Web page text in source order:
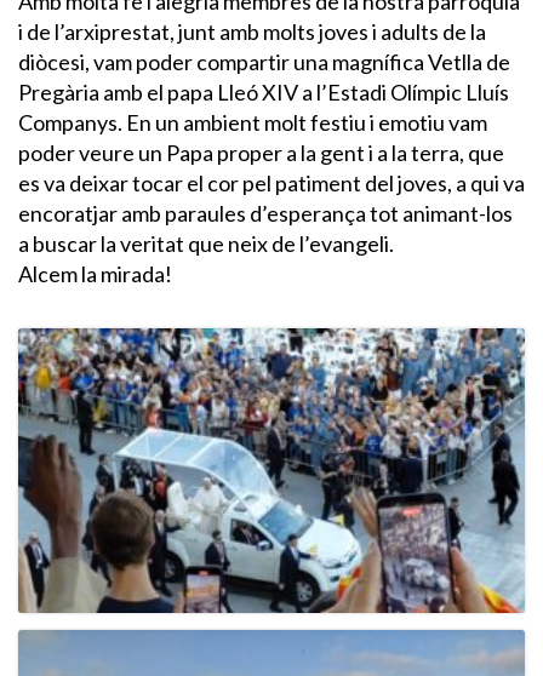
i de l’arxiprestat, junt amb molts joves i adults de la
diòcesi, vam poder compartir una magnífica Vetlla de
Pregària amb el papa Lleó XIV a l’Estadi Olímpic Lluís
Companys. En un ambient molt festiu i emotiu vam
poder veure un Papa proper a la gent i a la terra, que
es va deixar tocar el cor pel patiment del joves, a qui va
encoratjar amb paraules d’esperança tot animant-los
a buscar la veritat que neix de l’evangeli.
Alcem la mirada!